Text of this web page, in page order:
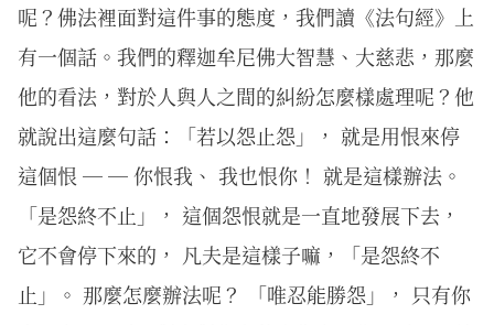
呢？佛法裡面對這件事的態度，我們讀《法句經》上
有一個話。我們的釋迦牟尼佛大智慧、大慈悲，那麼
他的看法，對於人與人之間的糾紛怎麼樣處理呢？他
就說出這麼句話：「若以怨止怨」， 就是用恨來停
這個恨 ─ ─ 你恨我、 我也恨你！ 就是這樣辦法。
「是怨終不止」， 這個怨恨就是一直地發展下去，
它不會停下來的， 凡夫是這樣子嘛，「是怨終不
止」。 那麼怎麼辦法呢？ 「唯忍能勝怨」， 只有你